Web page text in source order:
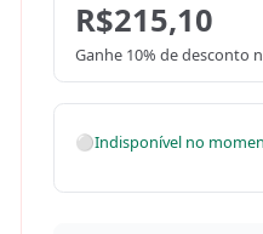
R$215,10
Ganhe 10% de desconto
⚪Indisponível no